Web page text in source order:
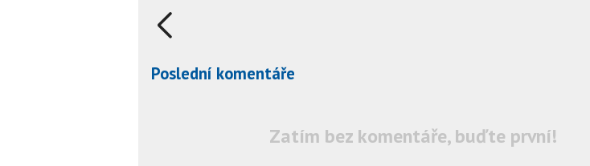
Poslední komentáře
Zatím bez komentáře, buďte první!